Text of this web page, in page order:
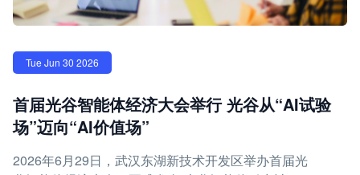
Tue Jun 30 2026
首届光谷智能体经济大会举行 光谷从“AI试验
场”迈向“AI价值场”
2026年6月29日，武汉东湖新技术开发区举办首届光